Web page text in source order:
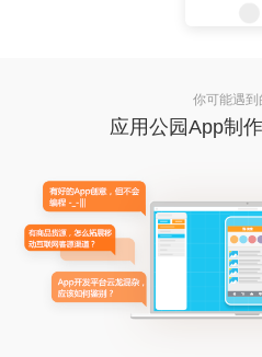
你可能遇到
应用公园App制